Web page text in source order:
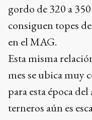
gordo de 320 a
consiguen topes
en el MAG.
Esta misma
mes se ubica muy
para esta época
terneros aún es